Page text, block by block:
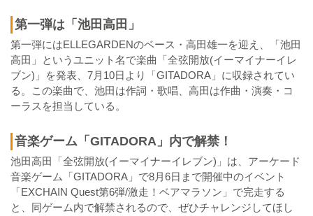
第一弾は「池田高田」
第一弾にはELLEGARDENのベース・高田雄一を迎え、「池田
高田」というユニット名で楽曲「全弦開放(イーマイナーイレ
ブン)」を発表、7月10日より「GITADORA」に収録されてい
る。この楽曲で、池田は作詞・歌唱、高田は作曲・演奏・コ
ーラスを担当している。
音楽ゲーム「GITADORA」内で解禁！
池田高田「全弦開放(イーマイナーイレブン)」は、アーケード
音楽ゲーム「GITADORA」で8月6日まで開催中のイベント
「EXCHAIN Quest第6弾/激走！ベアマラソン」で完走する
と、同ゲーム内で解禁されるので、ぜひチャレンジしてほし